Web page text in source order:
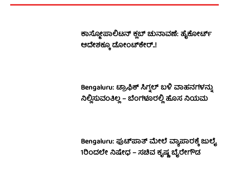
ಕಾಸ್ಮೋಪಾಲಿಟನ್‌ ಕ್ಲಬ್‌ ಚುನಾವಣೆ: ಹೈಕೋರ್ಟ್‌
ಆದೇಶಕ್ಕೂ ಡೋಂಟ್‌ಕೇರ್‌..!
Bengaluru: ಟ್ರಾಫಿಕ್‌ ಸಿಗ್ನಲ್‌ ಬಳಿ ವಾಹನಗಳನ್ನು
ನಿಲ್ಲಿಸುವಂತಿಲ್ಲ – ಬೆಂಗಳೂರಲ್ಲಿ ಹೊಸ ನಿಯಮ
Bengaluru: ಫುಟ್‌ಪಾತ್‌ ಮೇಲೆ ವ್ಯಾಪಾರಕ್ಕೆ ಜುಲೈ
1ರಿಂದಲೇ ನಿಷೇಧ – ಸಚಿವ ಕೃಷ್ಣ ಬೈರೇಗೌಡ